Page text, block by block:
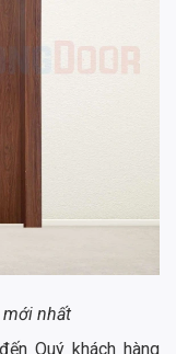
nhất
Quý khách hàng